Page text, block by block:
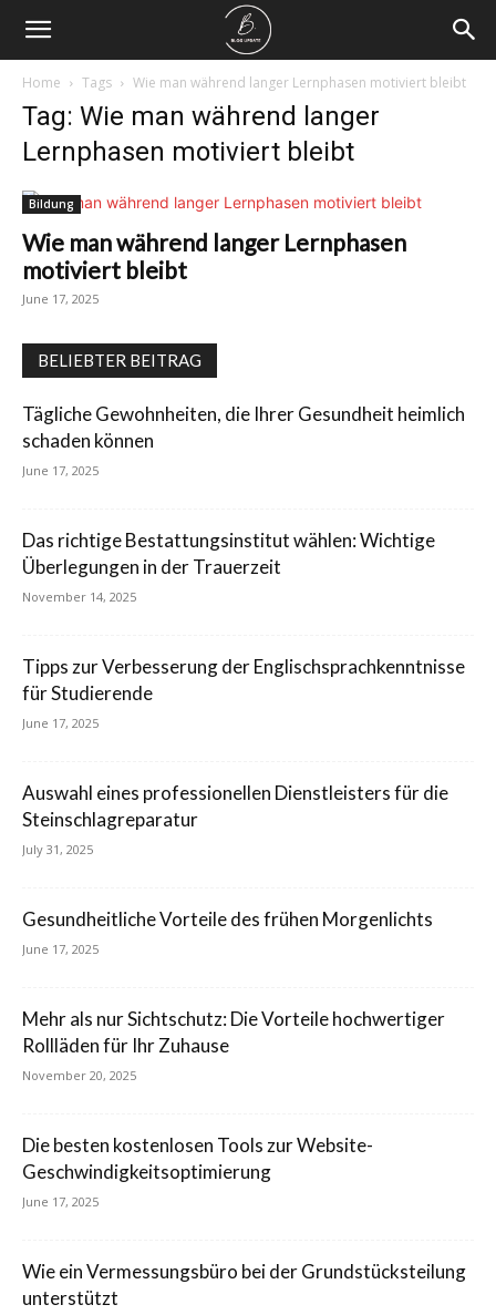
Home Tags Wie man während langer Lernphasen motiviert bleibt
Tag: Wie man während langer
Lernphasen motiviert bleibt
Bildung
Wie man während langer Lernphasen
motiviert bleibt
June 17, 2025
BELIEBTER BEITRAG
Tägliche Gewohnheiten, die Ihrer Gesundheit heimlich
schaden können
June 17, 2025
Das richtige Bestattungsinstitut wählen: Wichtige
Überlegungen in der Trauerzeit
November 14, 2025
Tipps zur Verbesserung der Englischsprachkenntnisse
für Studierende
June 17, 2025
Auswahl eines professionellen Dienstleisters für die
Steinschlagreparatur
July 31, 2025
Gesundheitliche Vorteile des frühen Morgenlichts
June 17, 2025
Mehr als nur Sichtschutz: Die Vorteile hochwertiger
Rollläden für Ihr Zuhause
November 20, 2025
Die besten kostenlosen Tools zur Website-
Geschwindigkeitsoptimierung
June 17, 2025
Wie ein Vermessungsbüro bei der Grundstücksteilung
unterstützt